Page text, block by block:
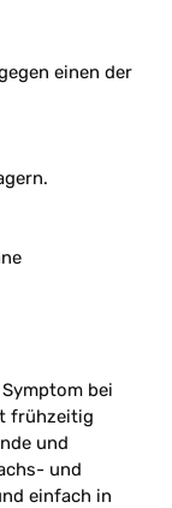
einen der
bei
frühzeitig
und
und
einfach in